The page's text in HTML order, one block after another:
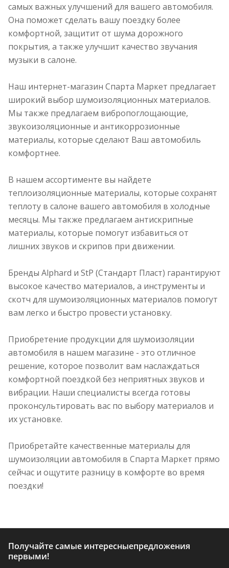
самых важных улучшений для вашего автомобиля.
Она поможет сделать вашу поездку более
комфортной, защитит от шума дорожного
покрытия, а также улучшит качество звучания
музыки в салоне.
Наш интернет-магазин Спарта Маркет предлагает
широкий выбор шумоизоляционных материалов.
Мы также предлагаем вибропоглощающие,
звукоизоляционные и антикоррозионные
материалы, которые сделают Ваш автомобиль
комфортнее.
В нашем ассортименте вы найдете
теплоизоляционные материалы, которые сохранят
теплоту в салоне вашего автомобиля в холодные
месяцы. Мы также предлагаем антискрипные
материалы, которые помогут избавиться от
лишних звуков и скрипов при движении.
Бренды Alphard и StP (Стандарт Пласт) гарантируют
высокое качество материалов, а инструменты и
скотч для шумоизоляционных материалов помогут
вам легко и быстро провести установку.
Приобретение продукции для шумоизоляции
автомобиля в нашем магазине - это отличное
решение, которое позволит вам наслаждаться
комфортной поездкой без неприятных звуков и
вибрации. Наши специалисты всегда готовы
проконсультировать вас по выбору материалов и
их установке.
Приобретайте качественные материалы для
шумоизоляции автомобиля в Спарта Маркет прямо
сейчас и ощутите разницу в комфорте во время
поездки!
Получайте самые интересныепредложения
первыми!